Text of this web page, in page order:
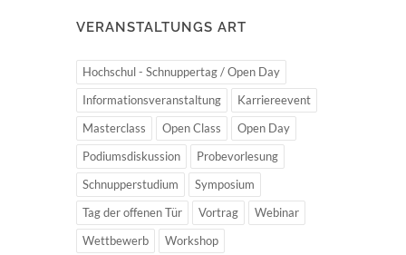
VERANSTALTUNGS ART
Hochschul - Schnuppertag / Open Day
Informationsveranstaltung
Karriereevent
Masterclass
Open Class
Open Day
Podiumsdiskussion
Probevorlesung
Schnupperstudium
Symposium
Tag der offenen Tür
Vortrag
Webinar
Wettbewerb
Workshop